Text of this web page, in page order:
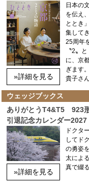
»詳細を見る
日本の
を伝え
ととき
集して
25周年
〝2〟
に、京
ぎます
貴子さ
ウェッジブックス
ありがとうT4&T5 923
引退記念カレンダー
»詳細を見る
ドクタ
してド
の勇姿
太によ
真で綴る